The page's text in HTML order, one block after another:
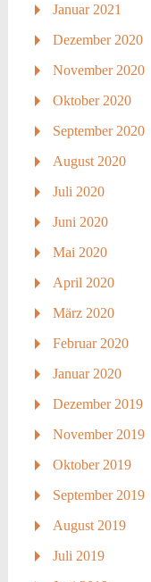
Januar 2021
Dezember 2020
November 2020
Oktober 2020
September 2020
August 2020
Juli 2020
Juni 2020
Mai 2020
April 2020
März 2020
Februar 2020
Januar 2020
Dezember 2019
November 2019
Oktober 2019
September 2019
August 2019
Juli 2019